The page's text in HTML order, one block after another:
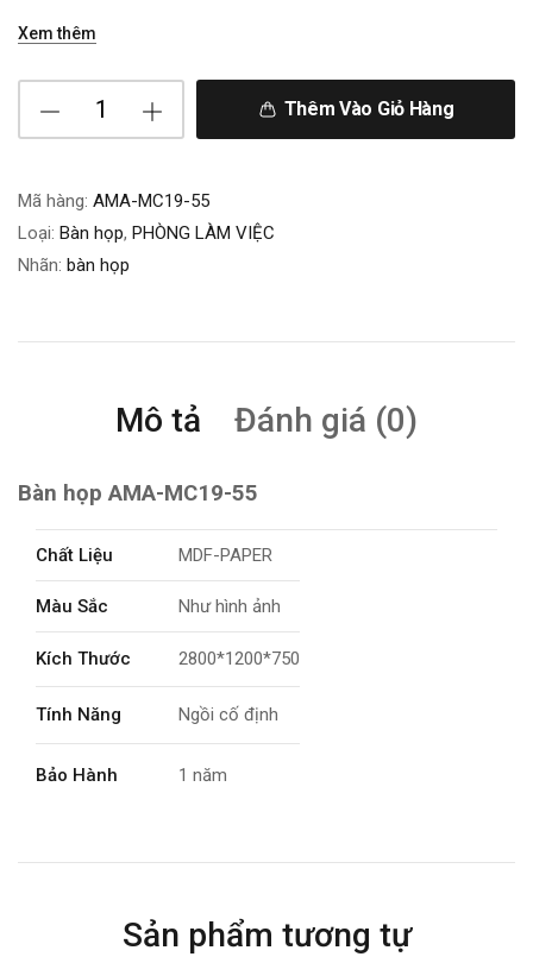
Xem thêm
Thêm Vào Giỏ Hàng
Mã hàng: AMA-MC19-55
Loại: Bàn họp, PHÒNG LÀM VIỆC
Nhãn: bàn họp
Mô tả Đánh giá (0)
Bàn họp AMA-MC19-55
Chất Liệu MDF-PAPER
Màu Sắc Như hình ảnh
Kích Thước 2800*1200*750
Tính Năng Ngồi cố định
Bảo Hành 1 năm
Sản phẩm tương tự